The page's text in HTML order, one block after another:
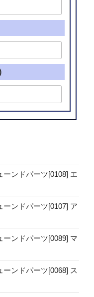
ンドパーツ[0108] エ
ンドパーツ[0107] ア
ンドパーツ[0089] マ
ンドパーツ[0068] ス